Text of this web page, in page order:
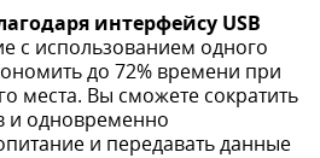
интерфейсу USB
с использованием одного
до 72% времени при
места. Вы сможете сократить
и одновременно
и передавать данные